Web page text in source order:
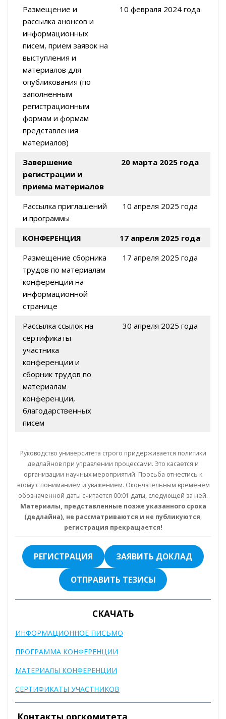
Размещение и
рассылка анонсов и
информационных
писем, прием заявок на
выступления и
материалов для
опубликования (по
заполненным
регистрационным
формам и формам
представления
материалов)
10 февраля 2024 года
Завершение
регистрации и
приема материалов
20 марта 2025 года
Рассылка приглашений
и программы
10 апреля 2025 года
КОНФЕРЕНЦИЯ
17 апреля 2025 года
Размещение сборника
трудов по материалам
конференции на
информационной
странице
17 апреля 2025 года
Рассылка ссылок на
сертификаты
участника
конференции и
сборник трудов по
материалам
конференции,
благодарственных
писем
30 апреля 2025 года
Руководство университета строго придерживается политики
дедлайнов при управлении процессами. Это касается и
организации научных мероприятий. Просьба отнестись к
этому с пониманием и уважением. Окончательным временем
обозначенной даты считается 00:01 даты, следующей за ней.
Материалы, представленные позже указанного срока
(дедлайна), не рассматриваются и не публикуются,
регистрация прекращается!
РЕГИСТРАЦИЯ ЗАЯВИТЬ ДОКЛАД
ОТПРАВИТЬ ТЕЗИСЫ
СКАЧАТЬ
ИНФОРМАЦИОННОЕ ПИСЬМО
ПРОГРАММА КОНФЕРЕНЦИИ
МАТЕРИАЛЫ КОНФЕРЕНЦИИ
СЕРТИФИКАТЫ УЧАСТНИКОВ